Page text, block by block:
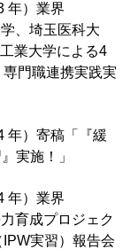
年）業界
、埼玉医科大
業大学による4
門職連携実践実
年）寄稿「『緩
実施！」
年）業界
育成プロジェク
IPW実習）報告会